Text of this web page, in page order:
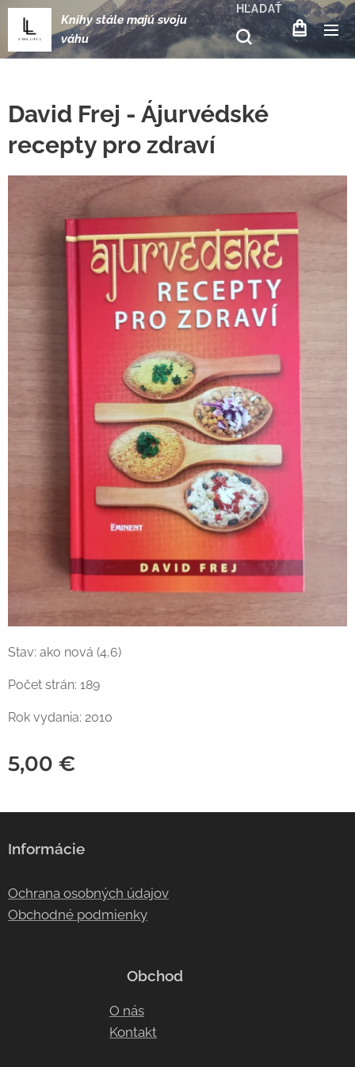
Knihy stále majú svoju
váhu
HĽADAŤ
David Frej - Ájurvédské
recepty pro zdraví
Stav: ako nová (4,6)
Počet strán: 189
Rok vydania: 2010
5,00 €
Informácie
Ochrana osobných údajov
Obchodné podmienky
Obchod
O nás
Kontakt